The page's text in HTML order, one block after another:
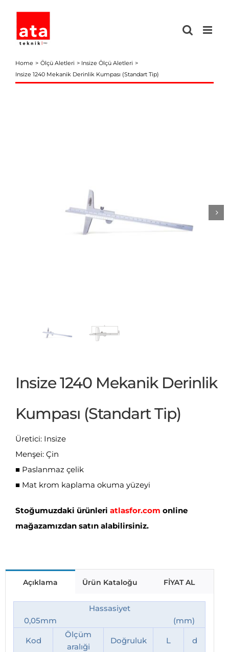
content
Home Ölçü Aletleri
Insize Ölçü Aletleri
Insize 1240 Mekanik Derinlik Kumpası (Standart Tip)
Insize 1240 Mekanik Derinlik
Kumpası (Standart Tip)
Üretici: Insize
Menşei: Çin
■ Paslanmaz çelik
■ Mat krom kaplama okuma yüzeyi
Stoğumuzdaki ürünleri atlasfor.com online
mağazamızdan satın alabilirsiniz.
Açıklama Ürün Kataloğu FİYAT AL
Hassasiyet
0,05mm (mm)
Kod
Ölçüm
aralıği
Doğruluk L d